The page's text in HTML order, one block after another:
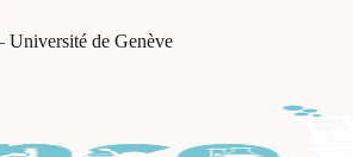
Université de Genève